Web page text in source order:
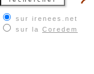
sur irenees.net
sur la Coredem